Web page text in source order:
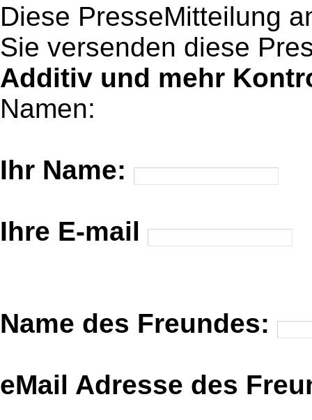
Diese PresseMitteilung
Sie versenden diese
Additiv und mehr
Namen:
Ihr Name:
Ihre E-mail
Name des Freundes:
eMail Adresse des